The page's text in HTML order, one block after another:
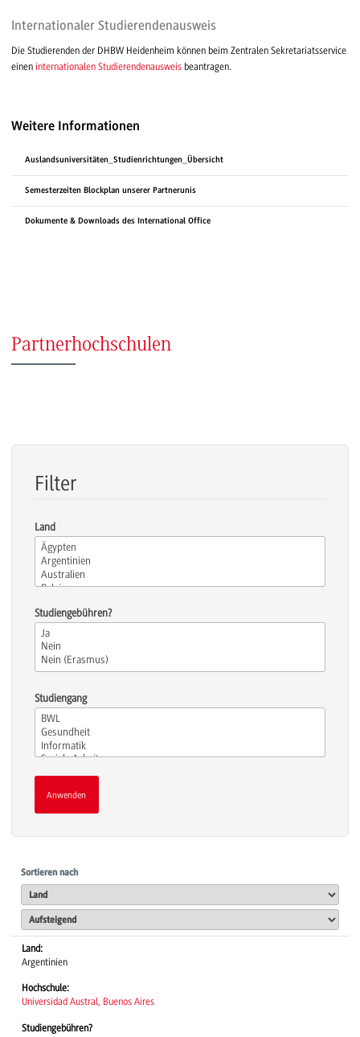
Internationaler Studierendenausweis
Die Studierenden der DHBW Heidenheim können beim Zentralen Sekretariatsservice
einen internationalen Studierendenausweis beantragen.
Weitere Informationen
Auslandsuniversitäten_Studienrichtungen_Übersicht
Semesterzeiten Blockplan unserer Partnerunis
Dokumente & Downloads des International Office
Partnerhochschulen
Filter
Land
Studiengebühren?
Studiengang
Sortieren nach
Land:
Argentinien
Hochschule:
Universidad Austral, Buenos Aires
Studiengebühren?